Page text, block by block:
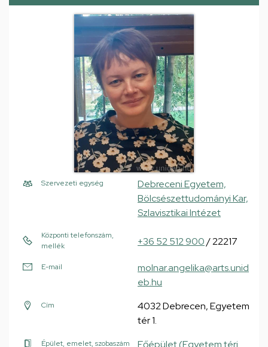
Szervezeti egység
Debreceni Egyetem,
Bölcsészettudományi Kar,
Szlavisztikai Intézet
Központi telefonszám,
mellék
+36 52 512 900/ 22217
E-mail
molnar.angelika@arts.unid
eb.hu
Cím
4032 Debrecen, Egyetem
tér 1.
Épület, emelet, szobaszám Főépület (Egyetem téri